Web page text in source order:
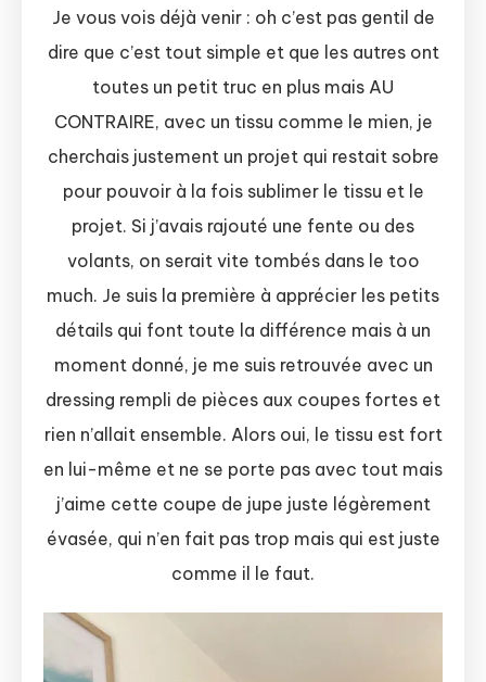
Je vous vois déjà venir : oh c’est pas gentil de
dire que c’est tout simple et que les autres ont
toutes un petit truc en plus mais AU
CONTRAIRE, avec un tissu comme le mien, je
cherchais justement un projet qui restait sobre
pour pouvoir à la fois sublimer le tissu et le
projet. Si j’avais rajouté une fente ou des
volants, on serait vite tombés dans le too
much. Je suis la première à apprécier les petits
détails qui font toute la différence mais à un
moment donné, je me suis retrouvée avec un
dressing rempli de pièces aux coupes fortes et
rien n’allait ensemble. Alors oui, le tissu est fort
en lui-même et ne se porte pas avec tout mais
j’aime cette coupe de jupe juste légèrement
évasée, qui n’en fait pas trop mais qui est juste
comme il le faut.